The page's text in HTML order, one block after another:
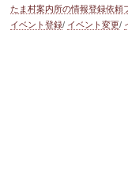
たま村案内所の情報登録依頼
イベント登録/ イベント変更/